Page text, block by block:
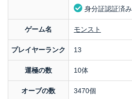
身分証認証済み
ゲーム名 モンスト
プレイヤーランク 13
運極の数 10体
オーブの数 3470個